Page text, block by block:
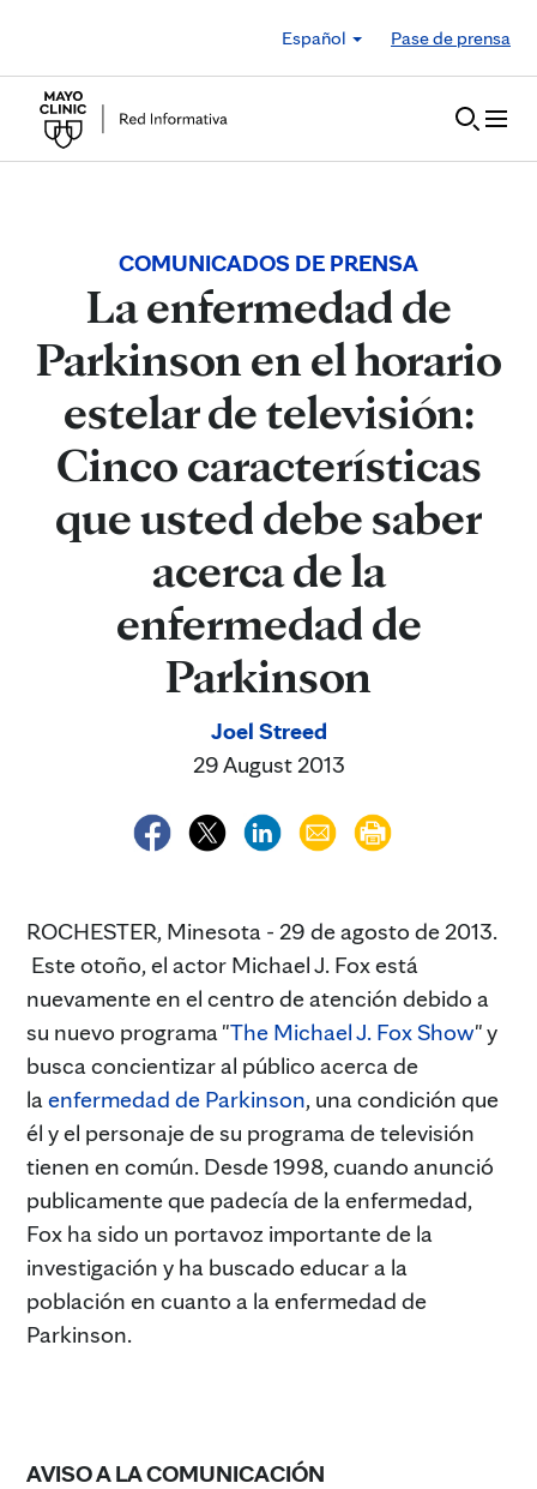
Español
Pase de prensa
COMUNICADOS DE PRENSA
La enfermedad de
Parkinson en el horario
estelar de televisión:
Cinco características
que usted debe saber
acerca de la
enfermedad de
Parkinson
Joel Streed
29 August 2013
ROCHESTER, Minesota - 29 de agosto de 2013.
Este otoño, el actor Michael J. Fox está
nuevamente en el centro de atención debido a
su nuevo programa "The Michael J. Fox Show" y
busca concientizar al público acerca de
la enfermedad de Parkinson, una condición que
él y el personaje de su programa de televisión
tienen en común. Desde 1998, cuando anunció
publicamente que padecía de la enfermedad,
Fox ha sido un portavoz importante de la
investigación y ha buscado educar a la
población en cuanto a la enfermedad de
Parkinson.
AVISO A LA COMUNICACIÓN